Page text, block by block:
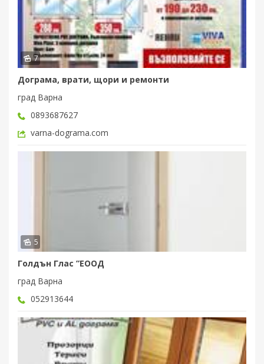
7
Дограма, врати, щори и ремонти
град Варна
0893687627
varna-dograma.com
5
Голдън Глас ”ЕООД
град Варна
052913644